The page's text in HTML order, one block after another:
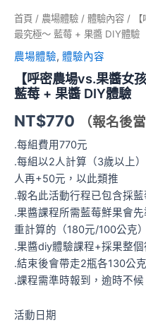
首頁 / 農場體驗 / 體驗內容 / 【
最究極～ 藍莓 + 果醬 DIY體驗
農場體驗, 體驗內容
【呼密農場vs.果醬女
藍莓 + 果醬 DIY體驗
NT$770 （報名後
.每組費用770元
.每組以2人計算（3歲以上
人再+50元，以此類推
.報名此活動行程已包含採
.果醬課程所需藍莓鮮果會
重計算的（180元/100公克
.果醬diy體驗課程+採果整
.結束後會帶走2瓶各130公
.課程需準時報到，逾時不候
活動日期